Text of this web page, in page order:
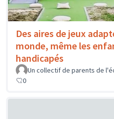
Des aires de jeux
monde, même les
handicapés
Un collectif de parents de
0